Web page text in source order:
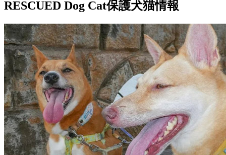
RESCUED Dog Cat保護犬猫情報